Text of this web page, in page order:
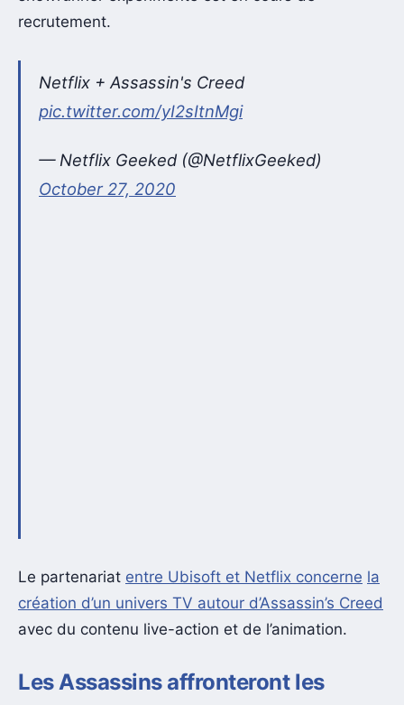
recrutement.
Netflix + Assassin's Creed
pic.twitter.com/yI2sItnMgi
— Netflix Geeked (@NetflixGeeked)
October 27, 2020
Le partenariat entre Ubisoft et Netflix concerne la
création d’un univers TV autour d’Assassin’s Creed
avec du contenu live-action et de l’animation.
Les Assassins affronteront les